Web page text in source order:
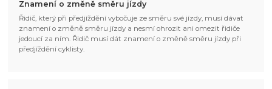
Znamení o změně směru jízdy
Řidič, který při předjíždění vybočuje ze směru své jízdy, musí dávat
znamení o změně směru jízdy a nesmí ohrozit ani omezit řidiče
jedoucí za ním. Řidič musí dát znamení o změně směru jízdy při
předjíždění cyklisty.